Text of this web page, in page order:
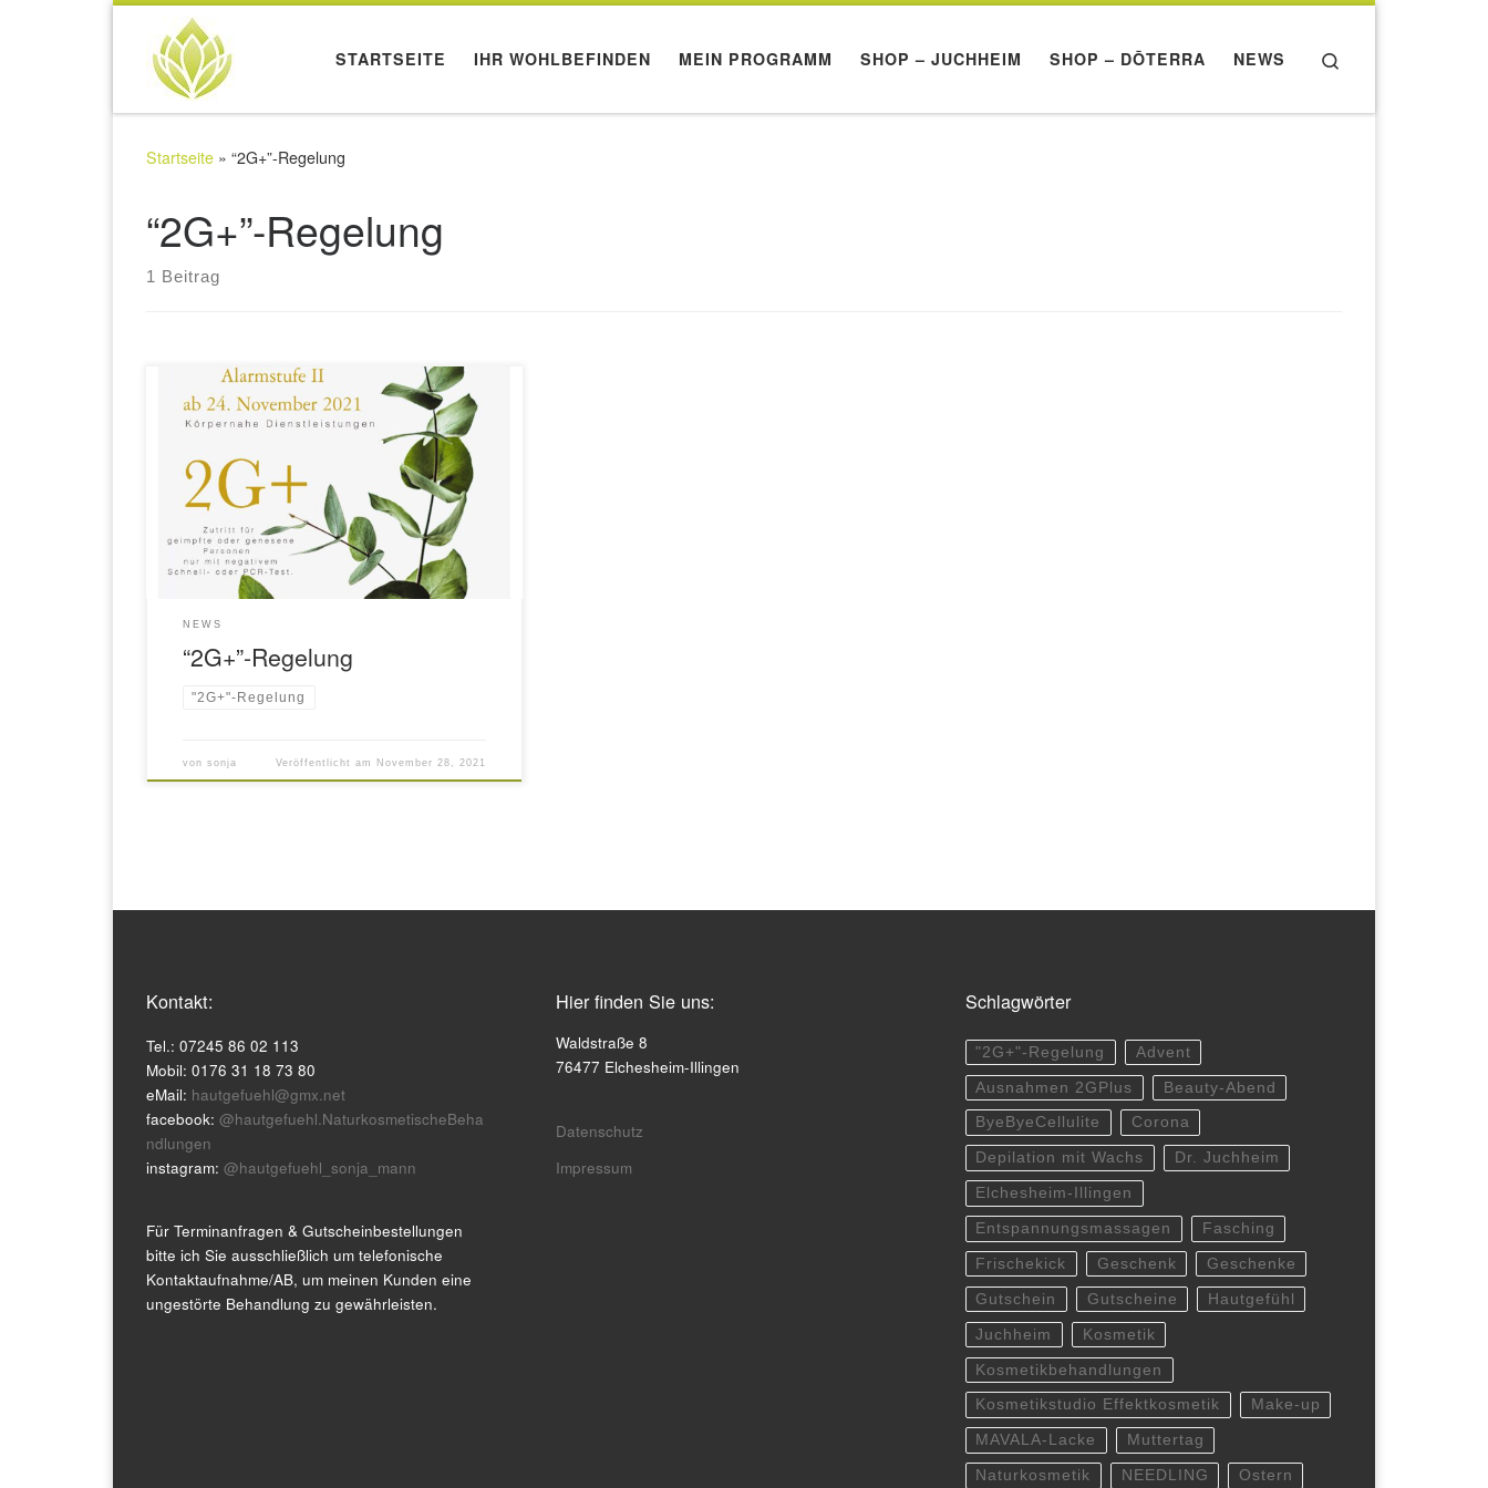
STARTSEITE IHR WOHLBEFINDEN MEIN PROGRAMM SHOP – JUCHHEIM SHOP – DŌTERRA NEWS
Startseite » “2G+”-Regelung
“2G+”-Regelung
1 Beitrag
Liebe Kunden, seit dem 24. November 2021
wurde die Alarmstufe II in Baden-Württemberg
ausgerufen. Damit einhergehend ergeben sich
auch neue Regelungen für den Bereich der
Körpernahen Dienstleistungen. Ab sofort darf
ich nur noch Behandlungen sowie Fußpflegen
unter der Beachtung der “2G+”-Regel
durchführen. 2G+: Zutritt für geimpfte oder
genesene Personen nur […]
NEWS
“2G+”-Regelung
"2G+"-Regelung
von sonja Veröffentlicht am November 28, 2021
Kontakt:
Tel.: 07245 86 02 113
Mobil: 0176 31 18 73 80
eMail: hautgefuehl@gmx.net
facebook: @hautgefuehl.NaturkosmetischeBeha
ndlungen
instagram: @hautgefuehl_sonja_mann
Für Terminanfragen & Gutscheinbestellungen
bitte ich Sie ausschließlich um telefonische
Kontaktaufnahme/AB, um meinen Kunden eine
ungestörte Behandlung zu gewährleisten.
Hier finden Sie uns:
Waldstraße 8
76477 Elchesheim-Illingen
Datenschutz
Impressum
Schlagwörter
"2G+"-Regelung Advent
Ausnahmen 2GPlus Beauty-Abend
ByeByeCellulite Corona
Depilation mit Wachs Dr. Juchheim
Elchesheim-Illingen
Entspannungsmassagen Fasching
Frischekick Geschenk Geschenke
Gutschein Gutscheine Hautgefühl
Juchheim Kosmetik
Kosmetikbehandlungen
Kosmetikstudio Effektkosmetik Make-up
MAVALA-Lacke Muttertag
Naturkosmetik NEEDLING Ostern